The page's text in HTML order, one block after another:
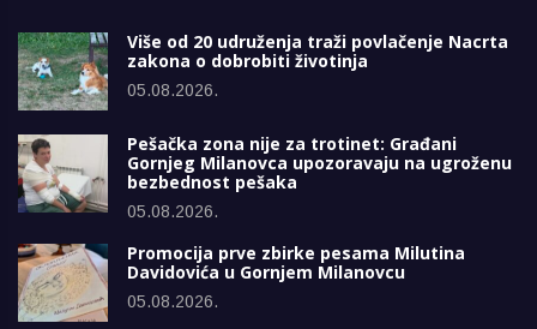
Više od 20 udruženja traži povlačenje Nacrta
zakona o dobrobiti životinja
05.08.2026.
Pešačka zona nije za trotinet: Građani
Gornjeg Milanovca upozoravaju na ugroženu
bezbednost pešaka
05.08.2026.
Promocija prve zbirke pesama Milutina
Davidovića u Gornjem Milanovcu
05.08.2026.